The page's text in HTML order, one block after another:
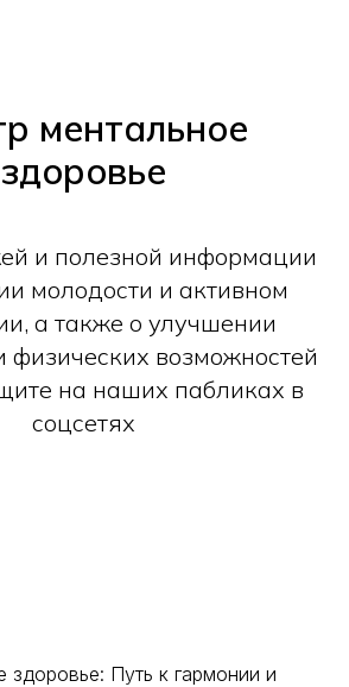
ментальное
здоровье
и полезной информации
молодости и активном
а также о улучшении
физических возможностей
на наших пабликах в
соцсетях
здоровье: Путь к гармонии и